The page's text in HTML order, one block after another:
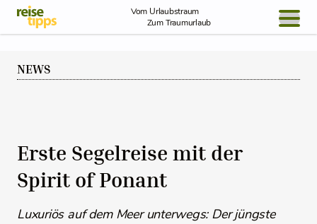
Skip to Content
Vom Urlaubstraum
Zum Traumurlaub
NEWS
Erste Segelreise mit der
Spirit of Ponant
Luxuriös auf dem Meer unterwegs: Der jüngste